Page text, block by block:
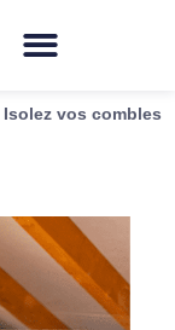
Isolez vos combles